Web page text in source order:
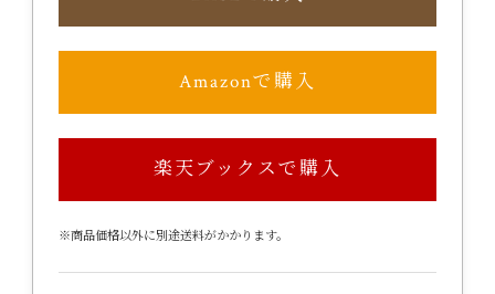
Amazonで購入
楽天ブックスで購入
※商品価格以外に別途送料がかかります。